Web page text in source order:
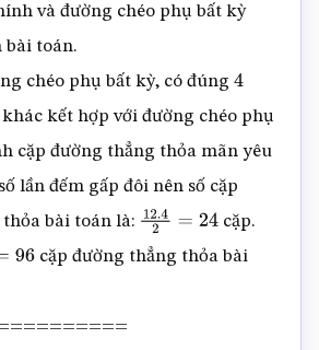
và đường chéo phụ bất kỳ
bài toán.
chéo phụ bất kỳ, có đúng 4
kết hợp với đường chéo phụ
cặp đường thẳng thỏa mãn yêu
lần đếm gấp đôi nên số cặp
bài toán là:
12.4 =24
cặp.
cặp đường thẳng thỏa bài